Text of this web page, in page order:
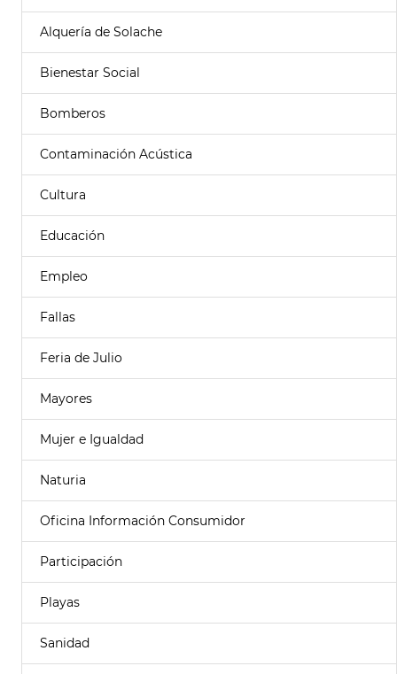
Alquería de Solache
Bienestar Social
Bomberos
Contaminación Acústica
Cultura
Educación
Empleo
Fallas
Feria de Julio
Mayores
Mujer e Igualdad
Naturia
Oficina Información Consumidor
Participación
Playas
Sanidad